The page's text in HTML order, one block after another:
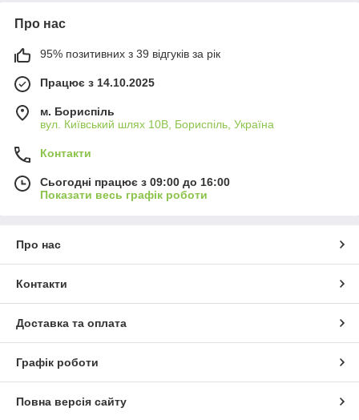
Про нас
95% позитивних з 39 відгуків за рік
Працює з 14.10.2025
м. Бориспіль
вул. Київський шлях 10В, Бориспіль, Україна
Контакти
Сьогодні працює з 09:00 до 16:00
Показати весь графік роботи
Про нас
Контакти
Доставка та оплата
Графік роботи
Повна версія сайту